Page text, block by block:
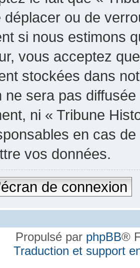
déplacer ou de
si nous estimons
vous acceptez
stockées dans
ne sera pas
ni « Tribune
en cas
vos données.
de connexion
Propulsé par phpBB®
Traduction et support